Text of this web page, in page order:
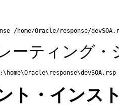
ーティング
ト・インス